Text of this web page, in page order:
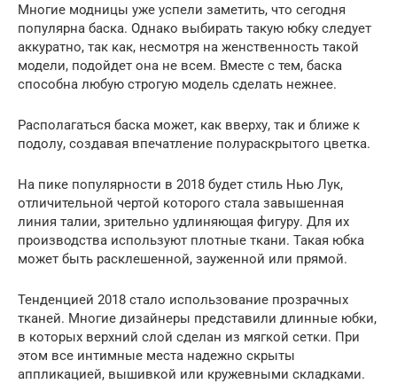
Многие модницы уже успели заметить, что сегодня
популярна баска. Однако выбирать такую юбку следует
аккуратно, так как, несмотря на женственность такой
модели, подойдет она не всем. Вместе с тем, баска
способна любую строгую модель сделать нежнее.
Располагаться баска может, как вверху, так и ближе к
подолу, создавая впечатление полураскрытого цветка.
На пике популярности в 2018 будет стиль Нью Лук,
отличительной чертой которого стала завышенная
линия талии, зрительно удлиняющая фигуру. Для их
производства используют плотные ткани. Такая юбка
может быть расклешенной, зауженной или прямой.
Тенденцией 2018 стало использование прозрачных
тканей. Многие дизайнеры представили длинные юбки,
в которых верхний слой сделан из мягкой сетки. При
этом все интимные места надежно скрыты
аппликацией, вышивкой или кружевными складками.